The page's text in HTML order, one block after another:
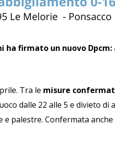
ha firmato un nuovo
Tra le misure
dalle 22 alle 5 e divieto di
palestre. Confermata